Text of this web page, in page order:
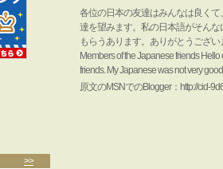
>>
各位の日本の友達はみんなは良く
達を望みます。私の日本語がそん
もらうあります。ありがとうござい
Members of the Japanese friends
friends. My Japanese was not very
原文のMSNでのBlogger：http://cid-